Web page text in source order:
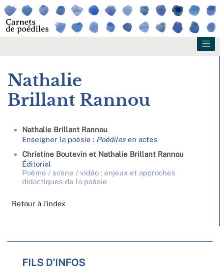
Nathalie
Brillant Rannou
Nathalie Brillant Rannou
Enseigner la poésie : Poédilesen actes
Christine Boutevin et Nathalie Brillant Rannou
Éditorial
Poème / scène / vidéo : enjeux et approches
didactiques de la poésie
Retour à l’index
FILS D'INFOS